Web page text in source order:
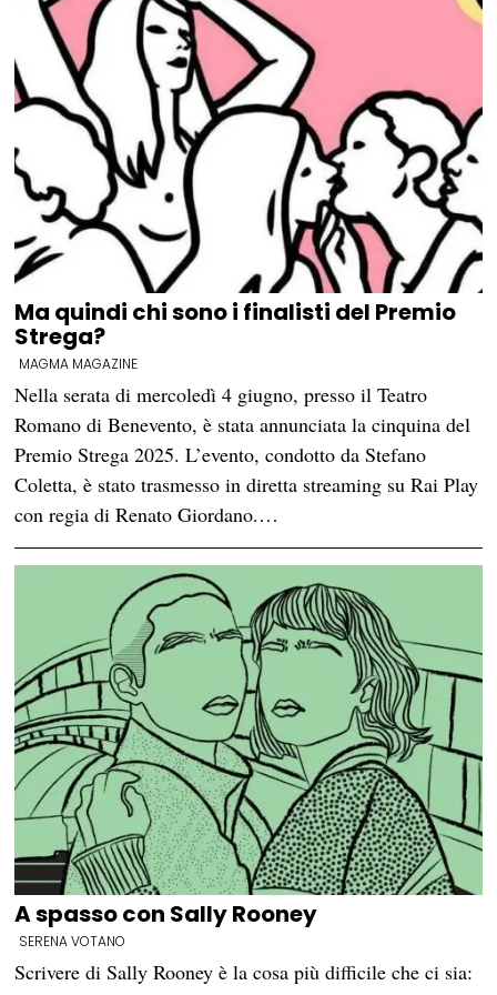
Ma quindi chi sono i finalisti del Premio
Strega?
MAGMA MAGAZINE
Nella serata di mercoledì 4 giugno, presso il Teatro
Romano di Benevento, è stata annunciata la cinquina del
Premio Strega 2025. L’evento, condotto da Stefano
Coletta, è stato trasmesso in diretta streaming su Rai Play
con regia di Renato Giordano.…
A spasso con Sally Rooney
SERENA VOTANO
Scrivere di Sally Rooney è la cosa più difficile che ci sia: